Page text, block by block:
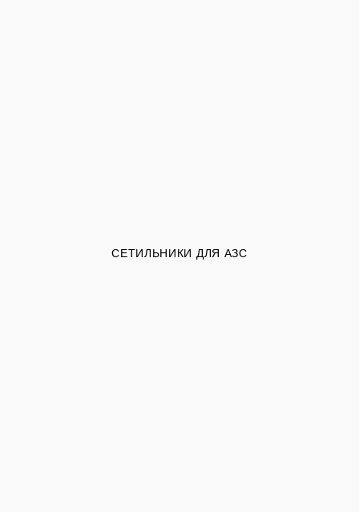
СЕТИЛЬНИКИ ДЛЯ АЗС